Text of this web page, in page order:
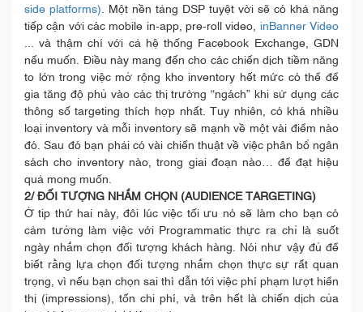
side platforms). Một nền tảng DSP tuyệt vời sẽ có khả năng
tiếp cận với các mobile in-app, pre-roll video, inBanner Video
... và thậm chí với cả hệ thống Facebook Exchange, GDN
nếu muốn. Điều này mang đến cho các chiến dịch tiềm năng
to lớn trong việc mở rộng kho inventory hết mức có thể để
gia tăng độ phủ vào các thị trường “ngách” khi sử dụng các
thông số targeting thích hợp nhất. Tuy nhiên, có khá nhiều
loại inventory và mỗi inventory sẽ mạnh về một vài điểm nào
đó. Sau đó bạn phải có vài chiến thuật về việc phân bổ ngân
sách cho inventory nào, trong giai đoạn nào… để đạt hiệu
quả mong muốn.
2/ ĐỐI TƯỢNG NHẮM CHỌN (AUDIENCE TARGETING)
Ở tip thứ hai này, đôi lúc việc tối ưu nó sẽ làm cho bạn có
cảm tưởng làm việc với Programmatic thực ra chỉ là suốt
ngày nhắm chọn đối tượng khách hàng. Nói như vậy đủ để
biết rằng lựa chọn đối tượng nhắm chọn thực sự rất quan
trọng, vì nếu bạn chọn sai thì dẫn tới việc phí phạm lượt hiển
thị (impressions), tốn chi phí, và trên hết là chiến dịch của